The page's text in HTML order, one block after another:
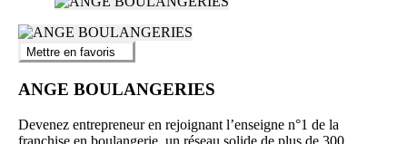
Mettre en favoris
ANGE BOULANGERIES
Devenez entrepreneur en rejoignant l’enseigne n°1 de la
franchise en boulangerie, un réseau solide de plus de 300